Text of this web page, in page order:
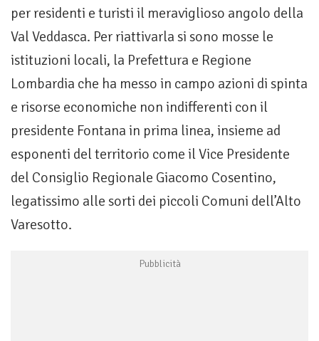
per residenti e turisti il meraviglioso angolo della
Val Veddasca. Per riattivarla si sono mosse le
istituzioni locali, la Prefettura e Regione
Lombardia che ha messo in campo azioni di spinta
e risorse economiche non indifferenti con il
presidente Fontana in prima linea, insieme ad
esponenti del territorio come il Vice Presidente
del Consiglio Regionale Giacomo Cosentino,
legatissimo alle sorti dei piccoli Comuni dell’Alto
Varesotto.